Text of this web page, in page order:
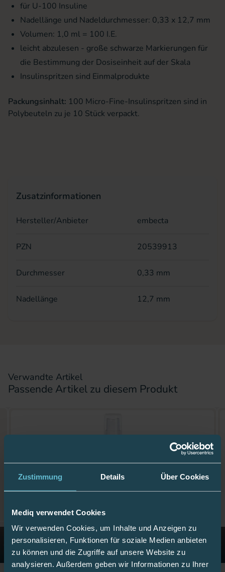
Zustimmung Details Über Cookies
Mediq verwendet Cookies
Wir verwenden Cookies, um Inhalte und Anzeigen zu
personalisieren, Funktionen für soziale Medien anbieten
zu können und die Zugriffe auf unsere Website zu
analysieren. Außerdem geben wir Informationen zu Ihrer
für U-100 Insuline
Nadellänge und Nadeldurchmesser: 0,33 x 12,7 mm
Volumen: 1,0 ml = 100 I.E.
leicht abzulesen - große schwarze Markierungen für
die Bestimmung der Dosiseinheit auf der Skala
Insulinspritzen sind Einmalprodukte
Packungsinhalt: 100 Micro-Fine-Insulinspritzen sind in
Polybeuteln zu je 10 Stück verpackt.
Zusatzinformationen
Hersteller/Anbieter embecta
PZN 20539913
Durchmesser 0,33 mm
Nadellänge 12,7 mm
Verwandte Artikel
Passende Artikel zu diesem Produkt